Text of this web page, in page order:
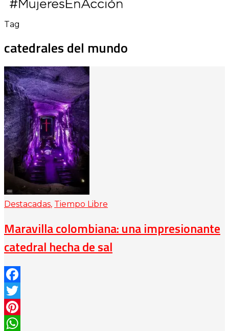
Tag
catedrales del mundo
Destacadas, Tiempo Libre
Maravilla colombiana: una impresionante
catedral hecha de sal
Facebook
Twitter
Pinterest